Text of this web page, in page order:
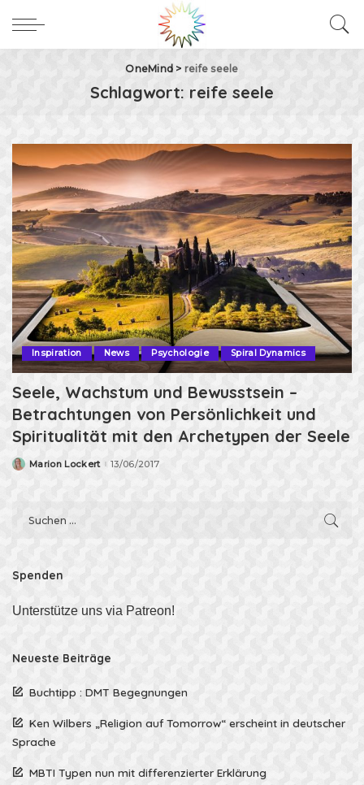
OneMind > reife seele
Schlagwort: reife seele
Inspiration News Psychologie Spiral Dynamics
Seele, Wachstum und Bewusstsein –
Betrachtungen von Persönlichkeit und
Spiritualität mit den Archetypen der Seele
PostedMarion Lockert 13/06/2017
Spenden
Unterstütze uns via Patreon!
Neueste Beiträge
Buchtipp : DMT Begegnungen
Ken Wilbers „Religion auf Tomorrow“ erscheint in deutscher
Sprache
MBTI Typen nun mit differenzierter Erklärung